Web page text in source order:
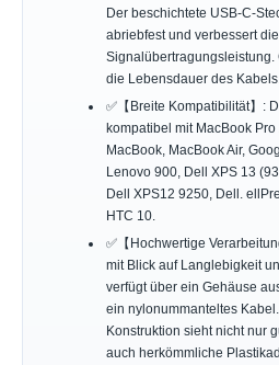
Der beschichtete USB-C-
abriebfest und verbessert die
Signalübertragungsleistung.
die Lebensdauer des Kabels.
✅【Breite Kompatibilität】:
kompatibel mit MacBook
MacBook, MacBook Air,
Lenovo 900, Dell XPS 13
Dell XPS12 9250, Dell.
HTC 10.
✅【Hochwertige
mit Blick auf Langlebigkeit
verfügt über ein Gehäuse
ein nylonummanteltes
Konstruktion sieht nicht nur
auch herkömmliche